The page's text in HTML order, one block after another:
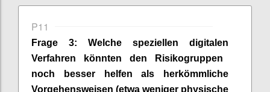
P11
Frage 3: Welche speziellen digital en
Verfahren könnten den Risikogruppen
noch besser helfen als herkömmliche
Vorgehensweisen (etwa weniger physische